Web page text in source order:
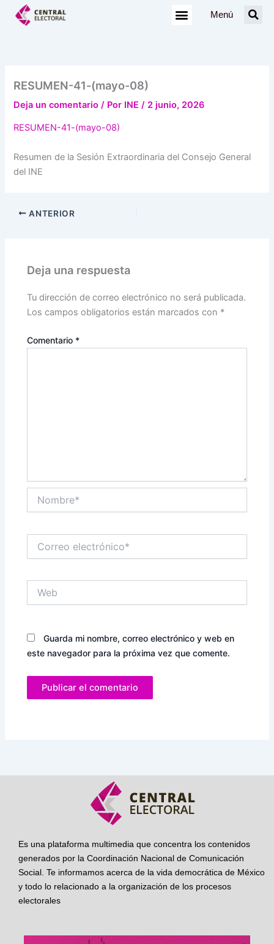
Menú
RESUMEN-41-(mayo-08)
Deja un comentario / Por INE/ 2 junio, 2026
RESUMEN-41-(mayo-08)
Resumen de la Sesión Extraordinaria del Consejo General
del INE
ANTERIOR
Deja una respuesta
Tu dirección de correo electrónico no será publicada.
Los campos obligatorios están marcados con *
Comentario *
electrónico*
Guarda mi nombre, correo electrónico y web en
este navegador para la próxima vez que comente.
Es una plataforma multimedia que concentra los contenidos
generados por la Coordinación Nacional de Comunicación
Social. Te informamos acerca de la vida democrática de México
y todo lo relacionado a la organización de los procesos
electorales